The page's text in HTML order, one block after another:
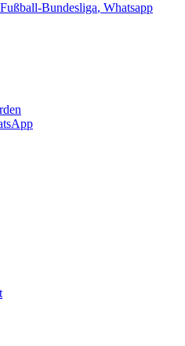
Bundesliga Whatsapp